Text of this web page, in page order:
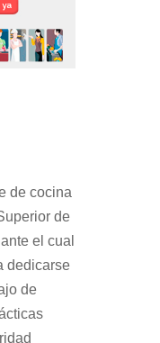
de cocina
de
el cual
dedicarse
de